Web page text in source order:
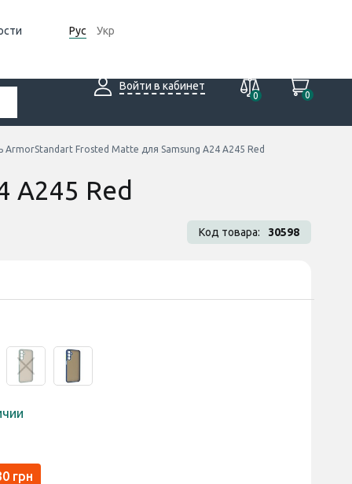
Рус Укр
Войти в кабинет
0
0
ArmorStandart Frosted Matte для Samsung A24 A245 Red
A245 Red
Код товара: 30598
грн